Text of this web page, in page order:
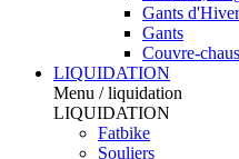
Gants d'Hiver
Gants
Couvre-
LIQUIDATION
Menu / liquidation
LIQUIDATION
Fatbike
Souliers